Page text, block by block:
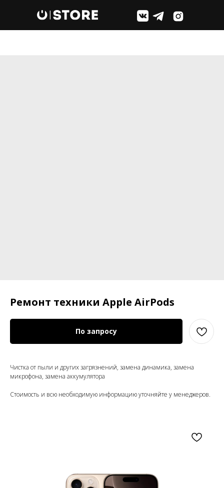
Ремонт техники Apple AirPods
По запросу
Чистка от пыли и других загрязнений, замена динамика, замена
микрофона, замена аккумулятора
Стоимость и всю необходимую информацию уточняйте у менеджеров.